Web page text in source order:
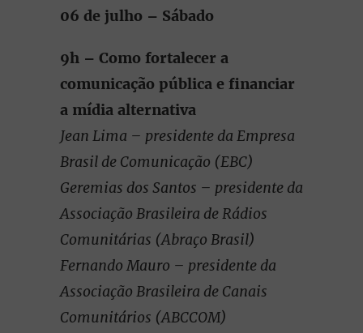
06 de julho – Sábado
9h – Como fortalecer a
comunicação pública e financiar
a mídia alternativa
Jean Lima – presidente da Empresa
Brasil de Comunicação (EBC)
Geremias dos Santos – presidente da
Associação Brasileira de Rádios
Comunitárias (Abraço Brasil)
Fernando Mauro – presidente da
Associação Brasileira de Canais
Comunitários (ABCCOM)